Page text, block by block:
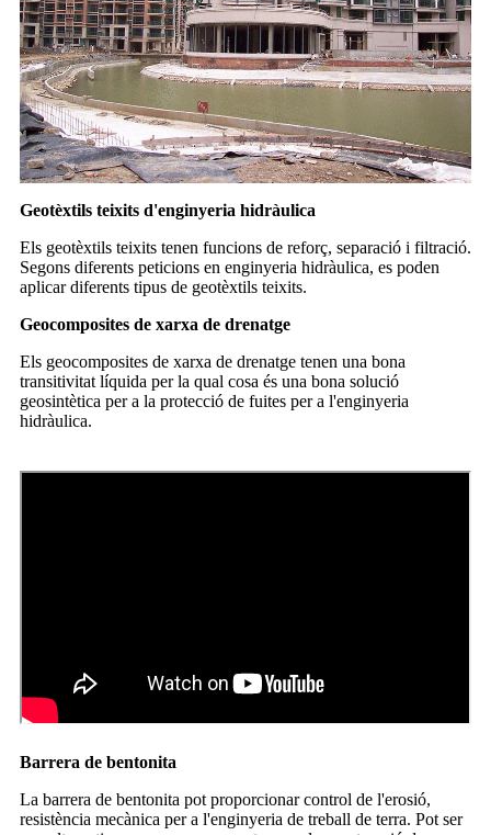
Geotèxtils teixits d'enginyeria hidràulica
Els geotèxtils teixits tenen funcions de reforç, separació i filtració.
Segons diferents peticions en enginyeria hidràulica, es poden
aplicar diferents tipus de geotèxtils teixits.
Geocomposites de xarxa de drenatge
Els geocomposites de xarxa de drenatge tenen una bona
transitivitat líquida per la qual cosa és una bona solució
geosintètica per a la protecció de fuites per a l'enginyeria
hidràulica.
Barrera de bentonita
La barrera de bentonita pot proporcionar control de l'erosió,
resistència mecànica per a l'enginyeria de treball de terra. Pot ser